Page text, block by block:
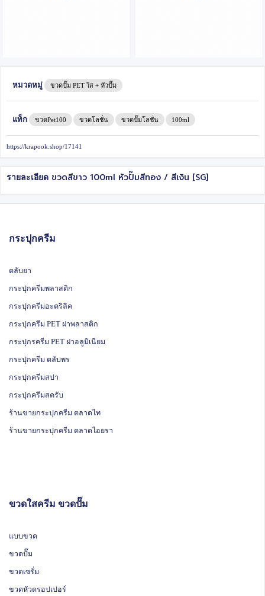
หมวดหมู่ ขวดปั๊ม PET ใส + หัวปั๊ม
แท็ก ขวดPet100 ขวดโลชั่น ขวดปั๊มโลชั่น 100ml
https://krapook.shop/17141
รายละเอียด ขวดสีขาว 100ml หัวปั๊มสีทอง / สีเงิน [SG]
กระปุกครีม
ตลับยา
กระปุกครีมพลาสติก
กระปุกครีมอะคริลิค
กระปุกครีม PET ฝาพลาสติก
กระปุกรครีม PET ฝาอลูมิเนียม
กระปุกครีม ตลับพร
กระปุกครีมสปา
กระปุกครีมสครับ
ร้านขายกระปุกครีม ตลาดไท
ร้านขายกระปุกครีม ตลาดไอยรา
ขวดใสครีม ขวดปั๊ม
แบบขวด
ขวดปั๊ม
ขวดเซรั่ม
ขวดหัวดรอปเปอร์